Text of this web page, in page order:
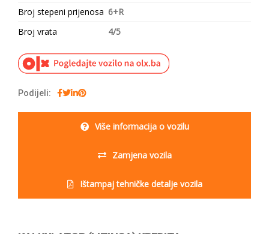
Broj stepeni prijenosa 6+R
Broj vrata
4/5
Podijeli:
Više informacija o vozilu
Zamjena vozila
Ištampaj tehničke detalje vozila